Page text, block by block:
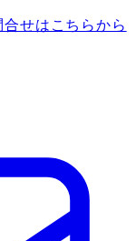
せはこちらから